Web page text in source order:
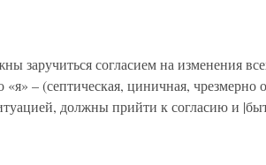
заручиться согласием на изменения
«я» – (септическая, циничная, чрезмерно
должны прийти к согласию и